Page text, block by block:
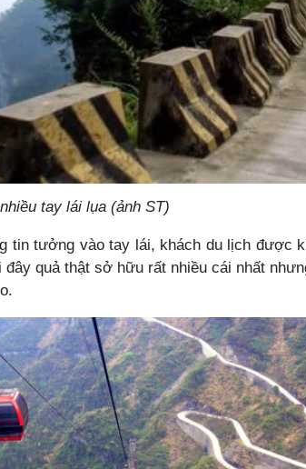
tay lái lụa (ảnh ST)
tin tưởng vào tay lái, khách du lịch được
quả thật sở hữu rất nhiều cái nhất